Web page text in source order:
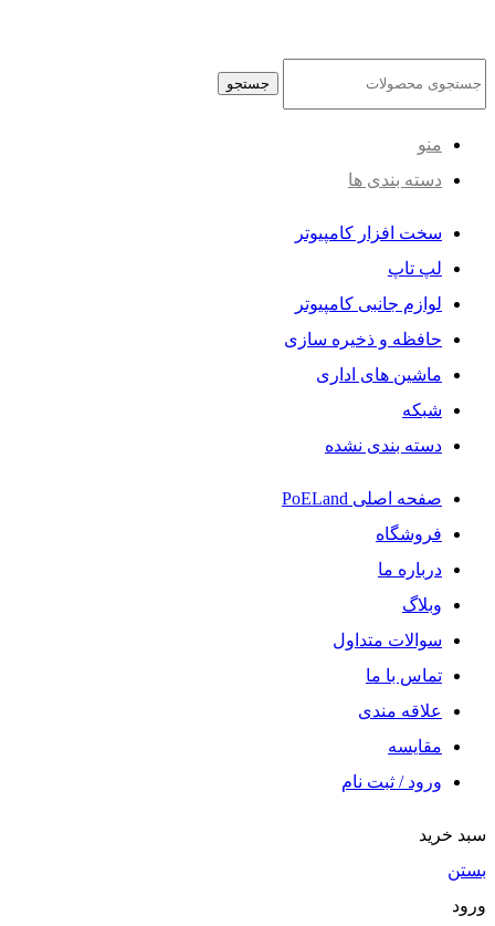
جستجو
منو
دسته بندی ها
سخت افزار کامپیوتر
لپ تاپ
لوازم جانبی کامپیوتر
حافظه و ذخیره سازی
ماشین های اداری
شبکه
دسته بندی نشده
صفحه اصلی PoELand
فروشگاه
درباره ما
وبلاگ
سوالات متداول
تماس با ما
علاقه مندی
مقایسه
ورود / ثبت نام
سبد خرید
بستن
ورود